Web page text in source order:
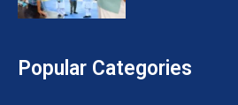
Popular Categories